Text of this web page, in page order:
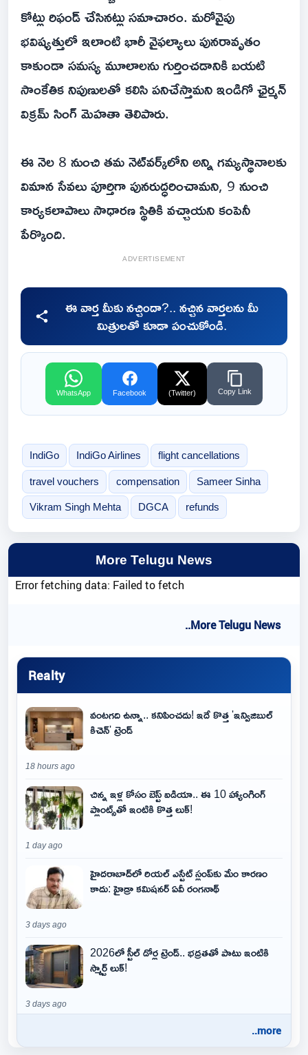
కోట్లు రిఫండ్ చేసినట్లు సమాచారం. మరోవైపు
భవిష్యత్తులో ఇలాంటి భారీ వైఫల్యాలు పునరావృతం
కాకుండా సమస్య మూలాలను గుర్తించడానికి బయటి
సాంకేతిక నిపుణులతో కలిసి పనిచేస్తామని ఇండిగో ఛైర్మన్
విక్రమ్ సింగ్ మెహతా తెలిపారు.
ఈ నెల‌ 8 నుంచి తమ నెట్‌వర్క్‌లోని అన్ని గమ్యస్థానాలకు
విమాన సేవలు పూర్తిగా పునరుద్ధరించామని, 9 నుంచి
కార్యకలాపాలు సాధారణ స్థితికి వచ్చాయని కంపెనీ
పేర్కొంది.
ADVERTISEMENT
ఈ వార్త మీకు నచ్చిందా?.. నచ్చిన వార్తలను మీ
మిత్రులతో కూడా పంచుకోండి.
WhatsApp Facebook (Twitter) Copy Link
IndiGo IndiGo Airlines flight cancellations
travel vouchers compensation Sameer Sinha
Vikram Singh Mehta DGCA refunds
More Telugu News
Error fetching data: Failed to fetch
..More Telugu News
Realty
వంటగది ఉన్నా.. కనిపించదు! ఇదే కొత్త 'ఇన్విజిబుల్
కిచెన్' ట్రెండ్
18 hours ago
చిన్న ఇళ్ల కోసం బెస్ట్ ఐడియా.. ఈ 10 హ్యాంగింగ్
ప్లాంట్స్‌తో ఇంటికి కొత్త లుక్!
1 day ago
హైదరాబాద్‌లో రియల్ ఎస్టేట్ స్లంప్‌కు మేం కారణం
కాదు: హైడ్రా కమిషనర్ ఏవీ రంగనాథ్
3 days ago
2026లో స్టీల్ డోర్ల ట్రెండ్.. భద్రతతో పాటు ఇంటికి
స్మార్ట్ లుక్!
3 days ago
..more